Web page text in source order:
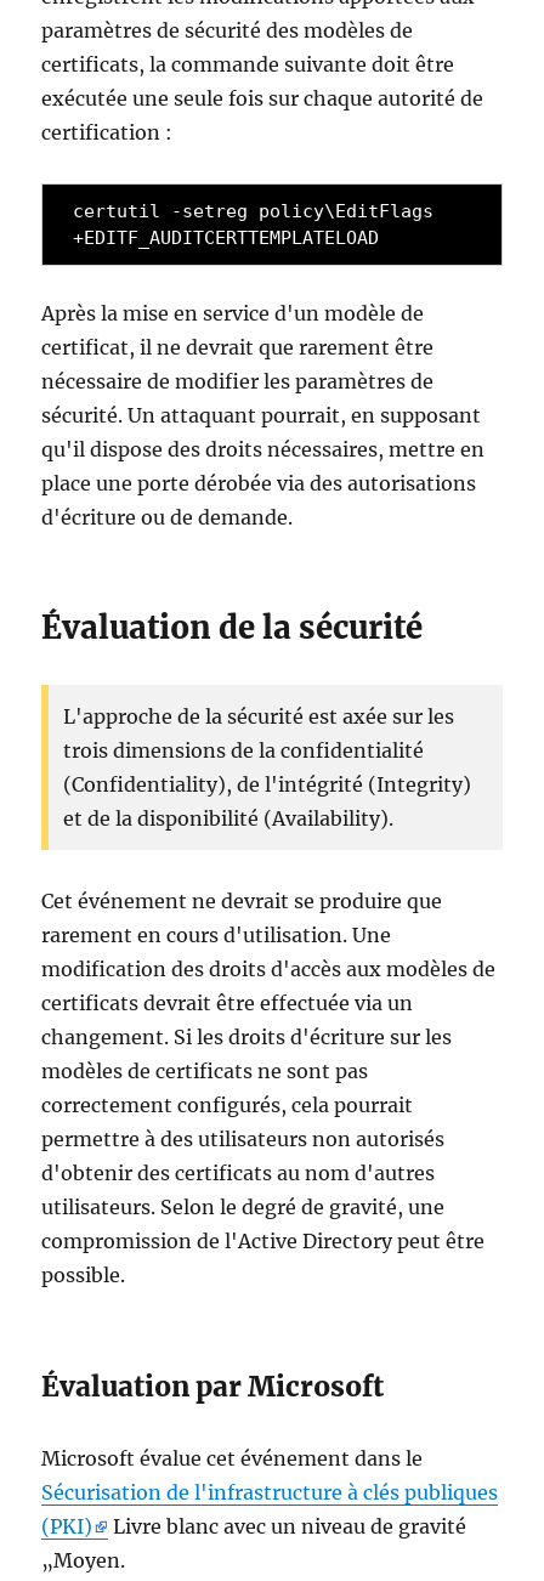
paramètres de sécurité des modèles de
certificats, la commande suivante doit être
exécutée une seule fois sur chaque autorité de
certification :
certutil -setreg policy\EditFlags
+EDITF_AUDITCERTTEMPLATELOAD
Après la mise en service d'un modèle de
certificat, il ne devrait que rarement être
nécessaire de modifier les paramètres de
sécurité. Un attaquant pourrait, en supposant
qu'il dispose des droits nécessaires, mettre en
place une porte dérobée via des autorisations
d'écriture ou de demande.
Évaluation de la sécurité
L'approche de la sécurité est axée sur les
trois dimensions de la confidentialité
(Confidentiality), de l'intégrité (Integrity)
et de la disponibilité (Availability).
Cet événement ne devrait se produire que
rarement en cours d'utilisation. Une
modification des droits d'accès aux modèles de
certificats devrait être effectuée via un
changement. Si les droits d'écriture sur les
modèles de certificats ne sont pas
correctement configurés, cela pourrait
permettre à des utilisateurs non autorisés
d'obtenir des certificats au nom d'autres
utilisateurs. Selon le degré de gravité, une
compromission de l'Active Directory peut être
possible.
Évaluation par Microsoft
Microsoft évalue cet événement dans le
Sécurisation de l'infrastructure à clés publiques
(PKI)
Livre blanc avec un niveau de gravité
„Moyen.